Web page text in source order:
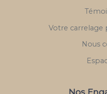
Votre carrelage
Nous